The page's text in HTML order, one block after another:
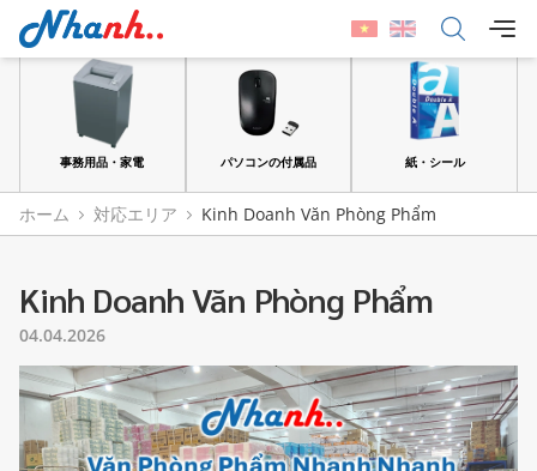
事務用品・家電 パソコンの付属品 紙・シール
ホーム 対応エリア Kinh Doanh Văn Phòng Phẩm
Kinh Doanh Văn Phòng Phẩm
04.04.2026